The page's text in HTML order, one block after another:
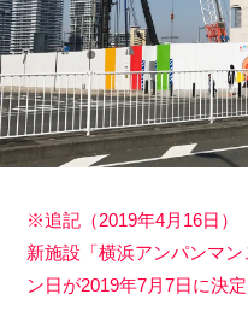
※追記（2019年4月16日）
新施設「横浜アンパンマ
ン日が2019年7月7日に決